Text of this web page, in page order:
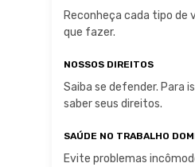
Reconheça cada tipo de
que fazer.
NOSSOS DIREITOS
Saiba se defender. Para
saber seus direitos.
SAÚDE NO TRABALHO
Evite problemas